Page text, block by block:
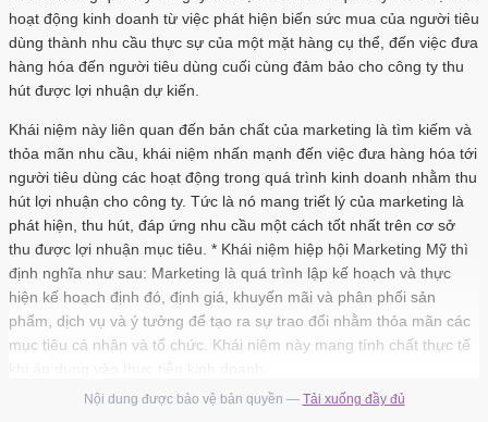
hoạt động kinh doanh từ việc phát hiện biến sức mua của người tiêu
dùng thành nhu cầu thực sự của một mặt hàng cụ thể, đến việc đưa
hàng hóa đến người tiêu dùng cuối cùng đảm bảo cho công ty thu
hút được lợi nhuận dự kiến.
Khái niệm này liên quan đến bản chất của marketing là tìm kiếm và
thỏa mãn nhu cầu, khái niệm nhấn mạnh đến việc đưa hàng hóa tới
người tiêu dùng các hoạt động trong quá trình kinh doanh nhằm thu
hút lợi nhuận cho công ty. Tức là nó mang triết lý của marketing là
phát hiện, thu hút, đáp ứng nhu cầu một cách tốt nhất trên cơ sở
thu được lợi nhuận mục tiêu. * Khái niệm hiệp hội Marketing Mỹ thì
định nghĩa như sau: Marketing là quá trình lập kế hoạch và thực
hiện kế hoạch định đó, định giá, khuyến mãi và phân phối sản
phẩm, dịch vụ và ý tưởng để tạo ra sự trao đổi nhằm thỏa mãn các
mục tiêu cá nhân và tổ chức. Khái niệm này mang tính chất thực tế
Qua đây ta thấy nhiệm vụ của marketing là cung cấp cho khách
Nội dung được bảo vệ bản quyền — Tải xuống đầy đủ